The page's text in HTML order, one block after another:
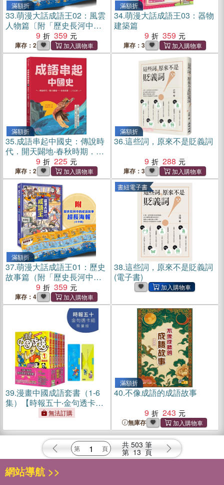
滿額折
33.萌漫大話成語王02：風雲
人物篇〔附「歷史長河中的
成語故事」超長海報(右半
圖)〕
9 359
庫存：2
滿額折
34.萌漫大話成語王03：器物
建築篇
9
359
庫存：3
滿額折
35.成語串起中國史：傳說時
代．開天闢地-春秋時期．三
9 225
庫存：2
滿額折
36.這些詞，原來不是貶義詞
9
288
庫存：3
滿額折
37.萌漫大話成語王01：歷史
故事篇（附「歷史長河中的
成語故事」超長海報(左半
圖)）
9 359
庫存：4
書紐電子書
38.這些詞，原來不是貶義詞
(電子書)
39.漫畫中國成語套書（1-6
集）【時報五十‧金句透卡組
無法訂購
滿額折
40.不像成語的成語故事
9
243
無庫存
共 503 筆
第 13 頁
網站導航 >>